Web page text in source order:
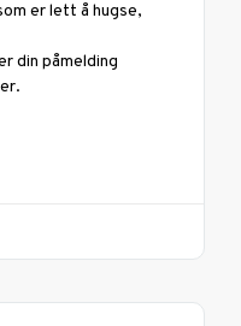
er lett å hugse,
din påmelding